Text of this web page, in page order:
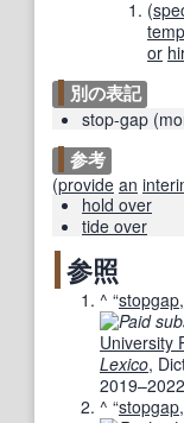
(
or
別の表記
stop-gap (
参考
(provide an
hold over
tide over
参照
^ “stopgap,
University
Lexico,
2019–2022
^ “stopgap,